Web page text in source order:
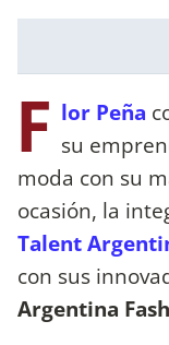
F lor Peña
su
moda con su
ocasión, la
Talent
con sus
Argentina